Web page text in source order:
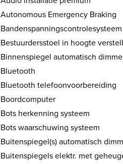
Autonomous Emergency Braking
Bandenspanningscontrolesysteem
Bestuurdersstoel in hoogte
Binnenspiegel automatisch
Bluetooth
Bluetooth telefoonvoorbereiding
Boordcomputer
Bots herkenning systeem
Bots waarschuwing systeem
Buitenspiegel(s) automatisch
Buitenspiegels elektr. met